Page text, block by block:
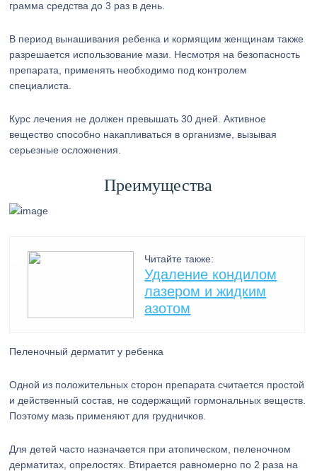
грамма средства до 3 раз в день.
В период вынашивания ребенка и кормящим женщинам также
разрешается использование мази. Несмотря на безопасность
препарата, применять необходимо под контролем
специалиста.
Курс лечения не должен превышать 30 дней. Активное
вещество способно накапливаться в организме, вызывая
серьезные осложнения.
Преимущества
Читайте также:
Удаление кондилом
лазером и жидким
азотом
Пеленочный дерматит у ребенка
Одной из положительных сторон препарата считается простой
и действенный состав, не содержащий гормональных веществ.
Поэтому мазь применяют для грудничков.
Для детей часто назначается при атопическом, пеленочном
дерматитах, опрелостях. Втирается равномерно по 2 раза на